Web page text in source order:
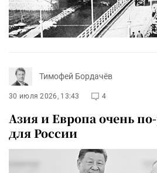
Тимофей Бордачёв
30 июля 2026, 13:43 4
Азия и Европа очень
для России